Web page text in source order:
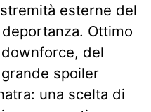
esterne del
Ottimo
del
spoiler
una scelta di